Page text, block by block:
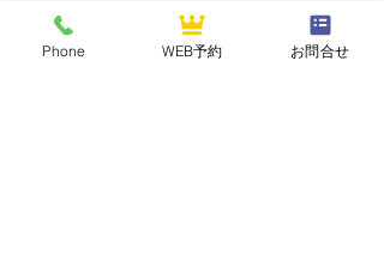
Phone WEB予約 お問合せ